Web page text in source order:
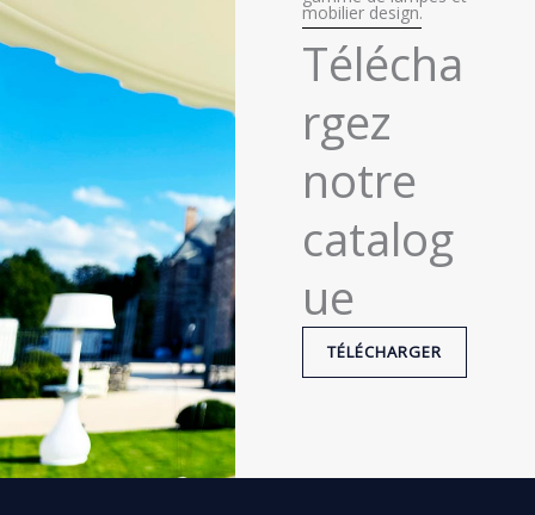
mobilier design.
Télécha
rgez
notre
catalog
ue
TÉLÉCHARGER